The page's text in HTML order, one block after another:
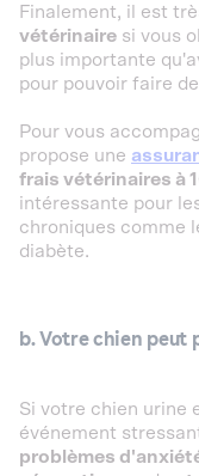
Finalement, il est
vétérinaire si vous
plus importante
pour pouvoir faire
Pour vous
propose une
frais vétérinaires à
intéressante pour
chroniques comme
diabète.
b. Votre chien peut
Si votre chien urine
événement
problèmes